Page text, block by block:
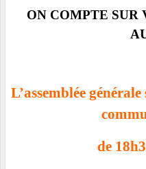
ON COMPTE SUR
L’assemblée
de